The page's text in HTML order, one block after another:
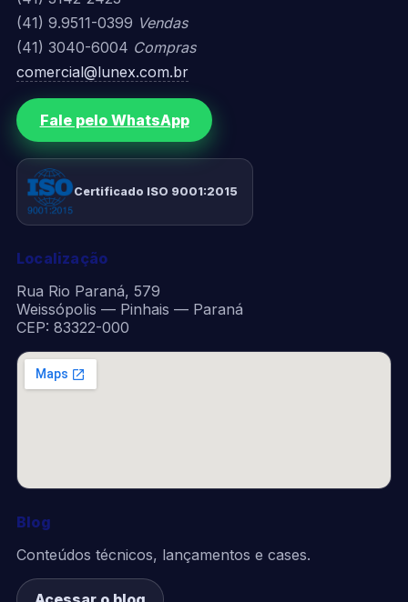
(41) 9.9511-0399 Vendas
(41) 3040-6004 Compras
comercial@lunex.com.br
Fale pelo WhatsApp
Certificado ISO 9001:2015
Localização
Rua Rio Paraná, 579
Weissópolis — Pinhais — Paraná
CEP: 83322-000
Blog
Conteúdos técnicos, lançamentos e cases.